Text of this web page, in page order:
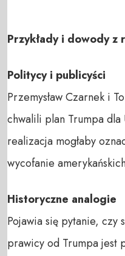
Przykłady i dowody z
Politycy i publicyści
Przemysław Czarnek i
chwalili plan Trumpa
realizacja mogłaby
wycofanie
Historyczne analogie
Pojawia się pytanie, czy
prawicy od Trumpa jest